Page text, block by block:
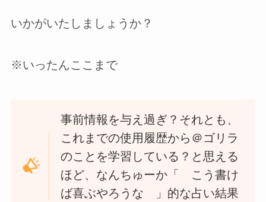
いかがいたしましょうか？
※いったんここまで
事前情報を与え過ぎ？それとも、
これまでの使用履歴から＠ゴリラ
のことを学習している？と思える
ほど、なんちゅーか「 こう書け
ば喜ぶやろうな 」的な占い結果